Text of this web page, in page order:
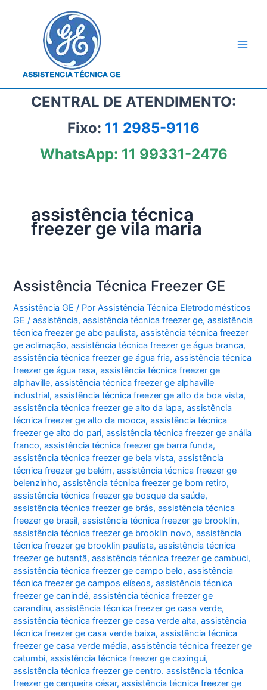
CENTRAL DE ATENDIMENTO:
Fixo: 11 2985-9116
WhatsApp: 11 99331-2476
assistência técnica
freezer ge vila maria
Assistência Técnica Freezer GE
Assistência GE / PorAssistência Técnica Eletrodomésticos
GE/assistência,assistência técnica freezer ge,assistência
técnica freezer ge abc paulista,assistência técnica freezer
ge aclimação,assistência técnica freezer ge água branca,
assistência técnica freezer ge água fria,assistência técnica
freezer ge água rasa,assistência técnica freezer ge
alphaville,assistência técnica freezer ge alphaville
industrial,assistência técnica freezer ge alto da boa vista,
assistência técnica freezer ge alto da lapa,assistência
técnica freezer ge alto da mooca,assistência técnica
freezer ge alto do pari,assistência técnica freezer ge anália
franco,assistência técnica freezer ge barra funda,
assistência técnica freezer ge bela vista,assistência
técnica freezer ge belém,assistência técnica freezer ge
belenzinho,assistência técnica freezer ge bom retiro,
assistência técnica freezer ge bosque da saúde,
assistência técnica freezer ge brás,assistência técnica
freezer ge brasil,assistência técnica freezer ge brooklin,
assistência técnica freezer ge brooklin novo,assistência
técnica freezer ge brooklin paulista,assistência técnica
freezer ge butantã,assistência técnica freezer ge cambuci,
assistência técnica freezer ge campo belo,assistência
técnica freezer ge campos elíseos,assistência técnica
freezer ge canindé,assistência técnica freezer ge
carandiru,assistência técnica freezer ge casa verde,
assistência técnica freezer ge casa verde alta,assistência
técnica freezer ge casa verde baixa,assistência técnica
freezer ge casa verde média,assistência técnica freezer ge
catumbi,assistência técnica freezer ge caxingui,
assistência técnica freezer ge centro. assistência técnica
freezer ge cerqueira césar,assistência técnica freezer ge